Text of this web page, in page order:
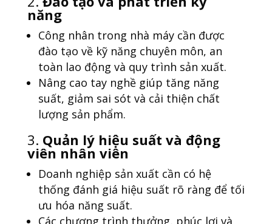
năng
Công nhân trong nhà máy cần được
đào tạo về kỹ năng chuyên môn, an
toàn lao động và quy trình sản xuất.
Nâng cao tay nghề giúp tăng năng
suất, giảm sai sót và cải thiện chất
lượng sản phẩm.
3. Quản lý hiệu suất và động
viên nhân viên
Doanh nghiệp sản xuất cần có hệ
thống đánh giá hiệu suất rõ ràng để tối
ưu hóa năng suất.
Các chương trình thưởng, phúc lợi và